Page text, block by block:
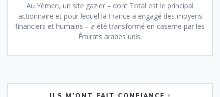
Au Yémen, un site gazier – dont Total est le principal
actionnaire et pour lequel la France a engagé des moyens
financiers et humains – a été transformé en caserne par les
Émirats arabes unis.